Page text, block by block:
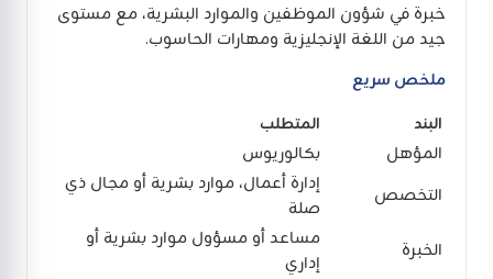
خبرة في شؤون الموظفين والموارد البشرية، مع مستوى
جيد من اللغة الإنجليزية ومهارات الحاسوب.
ملخص سريع
البند
المتطلب
المؤهل
بكالوريوس
التخصص
إدارة أعمال، موارد بشرية أو مجال ذي
صلة
الخبرة
مساعد أو مسؤول موارد بشرية أو
إداري